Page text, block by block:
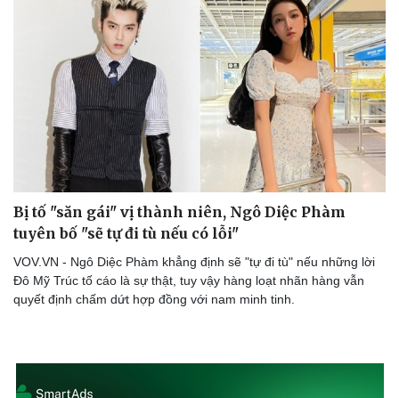
Bị tố "săn gái" vị thành niên, Ngô Diệc Phàm
tuyên bố "sẽ tự đi tù nếu có lỗi"
VOV.VN - Ngô Diệc Phàm khẳng định sẽ "tự đi tù" nếu những lời
Đô Mỹ Trúc tố cáo là sự thật, tuy vậy hàng loạt nhãn hàng vẫn
quyết định chấm dứt hợp đồng với nam minh tinh.